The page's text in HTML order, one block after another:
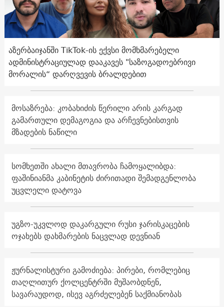
აზერბაიჯანში TikTok-ის ექვსი მომხმარებელი
ადმინისტრაციულად დააკავეს "საზოგადოებრივი
მორალის“ დარღვევის ბრალდებით
მოსაზრება: კობახიძის წერილი არის კარგად
გამართული დემაგოგია და არჩევნებისთვის
მზადების ნაწილი
სომხეთში ახალი მთავრობა ჩამოყალიბდა:
ფაშინიანმა კაბინეტის ძირითადი შემადგენლობა
უცვლელი დატოვა
უგზო-უკვლოდ დაკარგული რუსი ჯარისკაცების
ოჯახებს დახმარების ნაცვლად დევნიან
ჟურნალისტური გამოძიება: პირები, რომლებიც
თაღლითურ ქოლცენტრში მუშაობდნენ,
სავარაუდოდ, ისევ აგრძელებენ საქმიანობას